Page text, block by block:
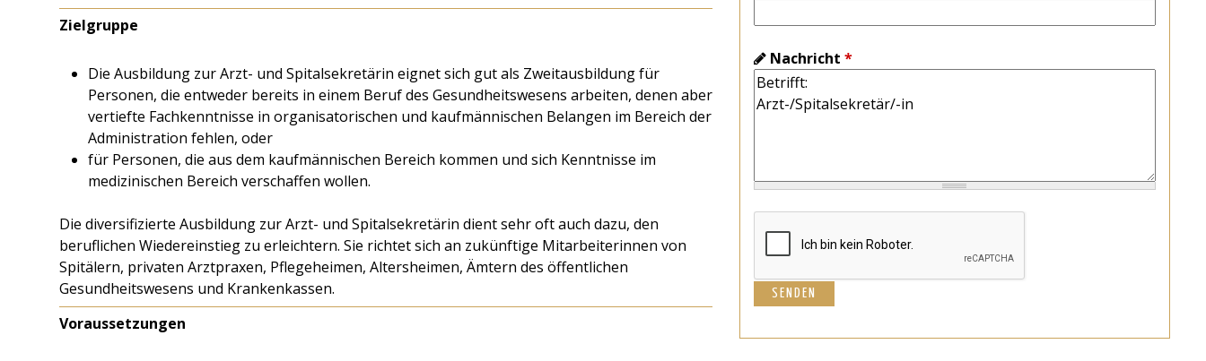
Zielgruppe
Die Ausbildung zur Arzt- und Spitalsekretärin eignet sich gut als Zweitausbildung für
Personen, die entweder bereits in einem Beruf des Gesundheitswesens arbeiten, denen aber
vertiefte Fachkenntnisse in organisatorischen und kaufmännischen Belangen im Bereich der
Administration fehlen, oder
für Personen, die aus dem kaufmännischen Bereich kommen und sich Kenntnisse im
medizinischen Bereich verschaffen wollen.
Die diversifizierte Ausbildung zur Arzt- und Spitalsekretärin dient sehr oft auch dazu, den
beruflichen Wiedereinstieg zu erleichtern. Sie richtet sich an zukünftige Mitarbeiterinnen von
Spitälern, privaten Arztpraxen, Pflegeheimen, Altersheimen, Ämtern des öffentlichen
Gesundheitswesens und Krankenkassen.
Voraussetzungen
Nachricht *